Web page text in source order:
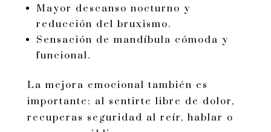
Mayor descanso nocturno y
reducción del bruxismo.
Sensación de mandíbula cómoda y
funcional.
La mejora emocional también es
importante: al sentirte libre de dolor,
recuperas seguridad al reír, hablar o